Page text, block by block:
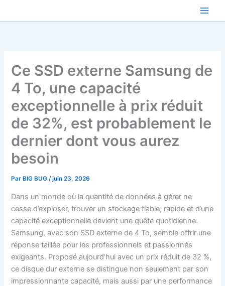
Ce SSD externe Samsung de
4 To, une capacité
exceptionnelle à prix réduit
de 32%, est probablement le
dernier dont vous aurez
besoin
Par BIG BUG/juin 23, 2026
Dans un monde où la quantité de données à gérer ne
cesse d’exploser, trouver un stockage fiable, rapide et d’une
capacité exceptionnelle devient une quête quotidienne.
Samsung, avec son SSD externe de 4 To, semble offrir une
réponse taillée pour les professionnels et passionnés
exigeants. Proposé aujourd’hui avec un prix réduit de 32 %,
ce disque dur externe se distingue non seulement par son
impressionnante capacité, mais aussi par une performance